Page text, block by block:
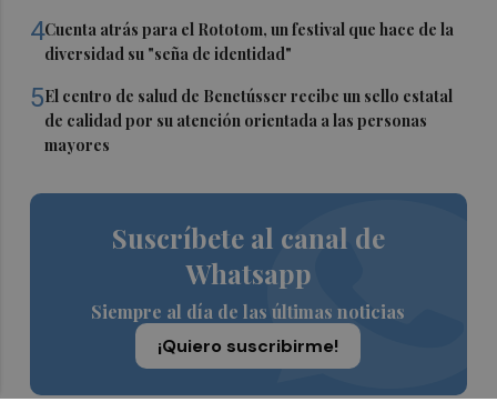
4Cuenta atrás para el Rototom, un festival que hace de la
diversidad su "seña de identidad"
5El centro de salud de Benetússer recibe un sello estatal
de calidad por su atención orientada a las personas
mayores
Suscríbete al canal de
Whatsapp
Siempre al día de las últimas noticias
¡Quiero suscribirme!